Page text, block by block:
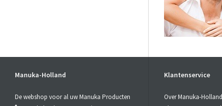
Manuka-Holland
De webshop voor al uw Manuka Producten
Klantenservice
Over Manuka-Holland